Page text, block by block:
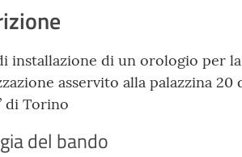
installazione di un orologio per
asservito alla palazzina
di Torino
del bando